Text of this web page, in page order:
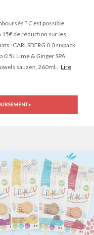
? C’est possible
15€ de réduction sur les
: CARLSBERG 0.0 sixpack
0.5L Lime & Ginger SPA
sauzen, 260ml... Lire
»